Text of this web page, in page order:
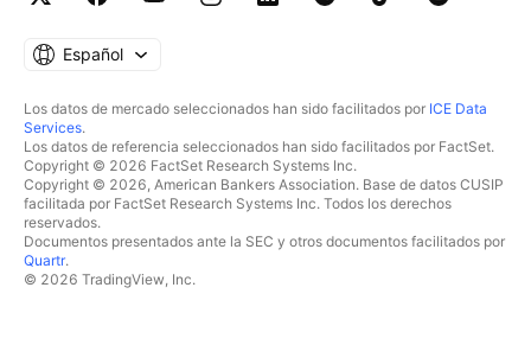
Español
Los datos de mercado seleccionados han sido facilitados por ICE Data
Services.
Los datos de referencia seleccionados han sido facilitados por FactSet.
Copyright © 2026 FactSet Research Systems Inc.
Copyright © 2026, American Bankers Association. Base de datos CUSIP
facilitada por FactSet Research Systems Inc. Todos los derechos
reservados.
Documentos presentados ante la SEC y otros documentos facilitados por
Quartr.
© 2026 TradingView, Inc.